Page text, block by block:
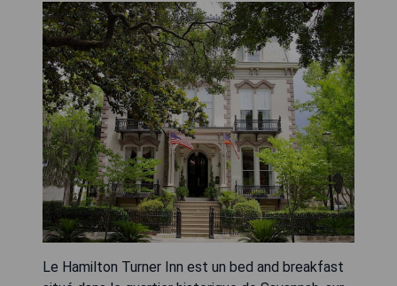
Le Hamilton Turner Inn est un bed and breakfast